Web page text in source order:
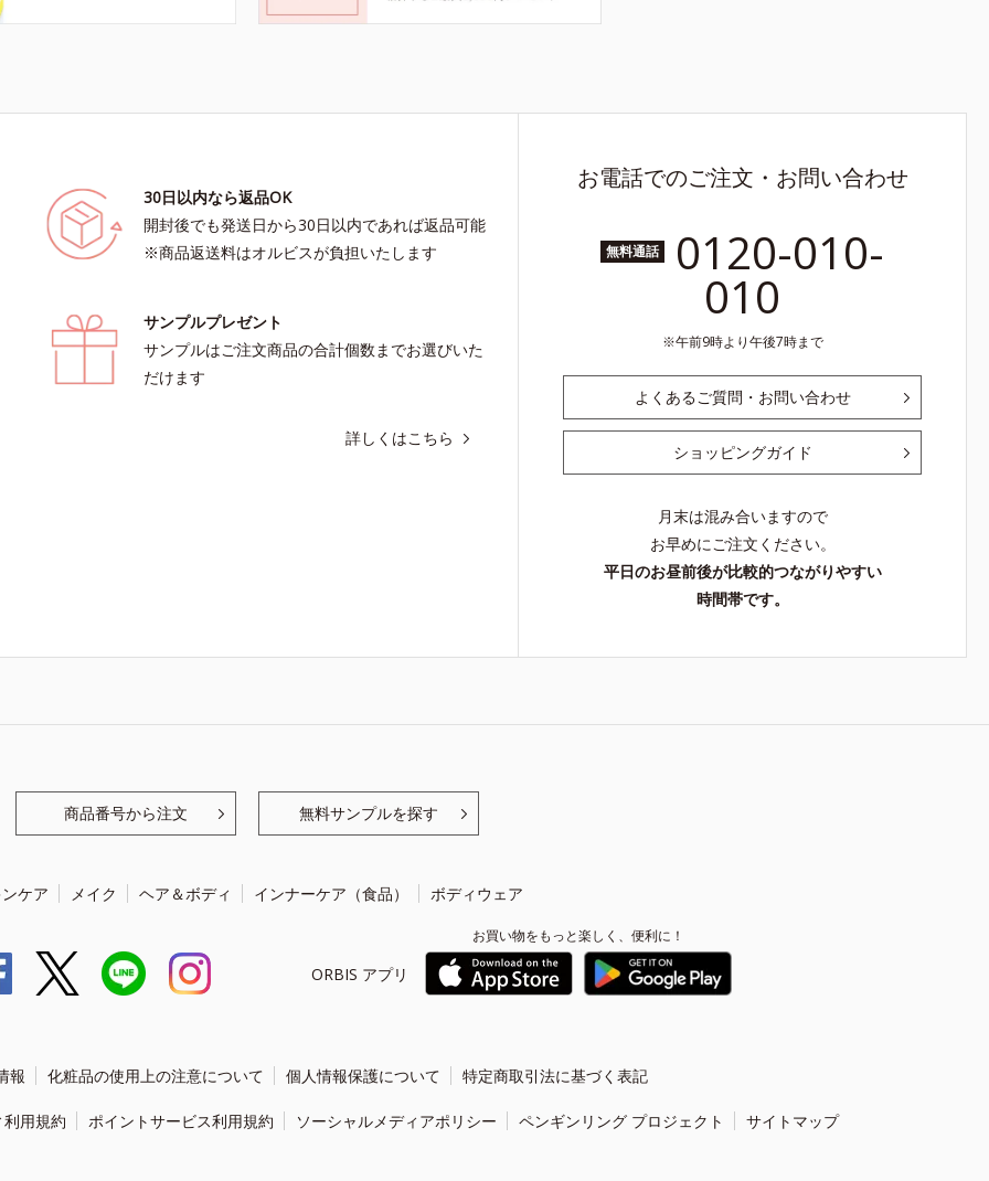
30日以内なら返品OK
開封後でも発送日から30日以内であれば返品可能
※商品返送料はオルビスが負担いたします
サンプルプレゼント
サンプルはご注文商品の合計個数までお選びいた
だけます
詳しくはこちら
お電話でのご注文・お問い合わせ
無料通話 0120-010-
010
午前9時より午後7時まで
よくあるご質問・お問い合わせ
ショッピングガイド
月末は混み合いますので
お早めにご注文ください。
平日のお昼前後が比較的つながりやすい
時間帯です。
商品番号から注文 無料サンプルを探す
ケア メイク ヘア＆ボディ インナーケア（食品） ボディウェア
ORBIS アプリ
お買い物をもっと楽しく、便利に！
報 化粧品の使用上の注意について 個人情報保護について 特定商取引法に基づく表記
用規約 ポイントサービス利用規約 ソーシャルメディアポリシー ペンギンリング プロジェクト サイトマップ